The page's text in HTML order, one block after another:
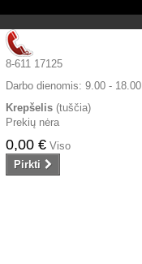
8-611 17125
Darbo dienomis:9.00 - 18.00
Krepšelis (tuščia)
Prekių nėra
0,00 € Viso
Pirkti